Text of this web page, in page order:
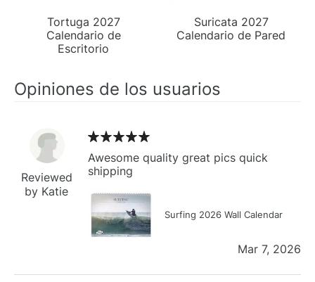
Tortuga 2027
Calendario de
Escritorio
Suricata 2027
Calendario de Pared
Opiniones de los usuarios
Reviewed
by Katie
Awesome quality great pics quick
shipping
Surfing 2026 Wall Calendar
Mar 7, 2026